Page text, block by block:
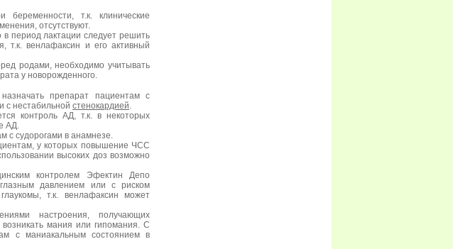
т.к. клинические
отсутствуют.
период лактации следует решить
т.к. венлафаксин и его активный
родами, необходимо учитывать
у новорожденного.
препарат пациентам с
с нестабильной стенокардией.
контроль АД, т.к. в некоторых
АД.
с судорогами в анамнезе.
у которых повышение ЧСС
высоких доз возможно
контролем Эфектин Депо
давлением или с риском
т.к. венлафаксин может
настроения, получающих
мания или гипомания. С
с маниакальным состоянием в